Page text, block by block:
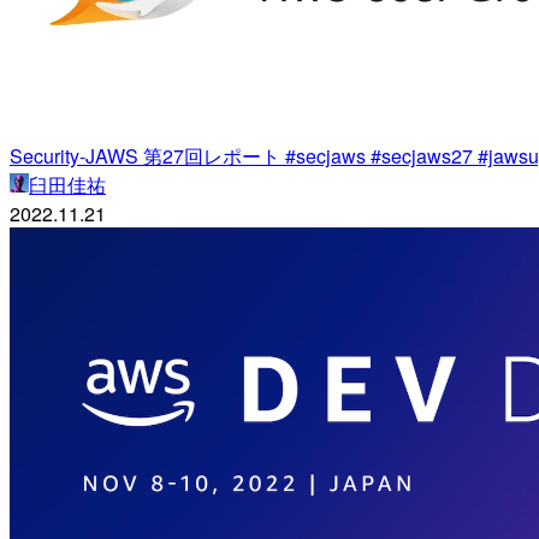
Security-JAWS 第27回レポート #secjaws #secjaws27
臼田佳祐
2022.11.21